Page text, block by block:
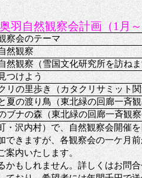
羽自然観察会計画（1月～
察会のテーマ
然観察
然観察（雪国文化研究所を訪ねま
つけよう
リの里歩き（カタクリサミット
夏の渡り鳥（東北緑の回廊一斉
ブナの森（東北緑の回廊一斉観察
沢内村）で、自然観察会開催
きますが、各観察会の一ケ月前
内いたします。
もしれません。詳しくはお問